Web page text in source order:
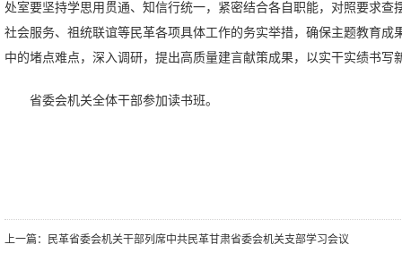
处室要坚持学思用贯通、知信行统一，紧密结合各自职能，对照要求
社会服务、祖统联谊等民革各项具体工作的务实举措，确保主题教育
中的堵点难点，深入调研，提出高质量建言献策成果，以实干实绩书写
省委会机关全体干部参加读书班。
上一篇：
民革省委会机关干部列席中共民革甘肃省委会机关支部学习会议